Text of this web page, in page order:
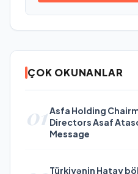
ÇOK OKUNANLAR
01Asfa Holding
Directors Asaf
Message
Türkiyənin Hatay